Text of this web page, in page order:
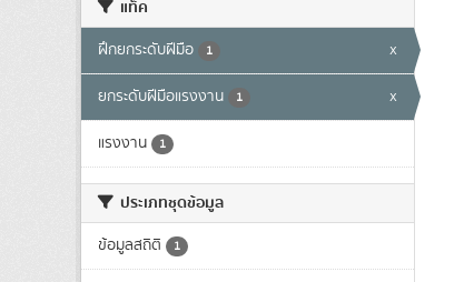
แท็ค
ฝึกยกระดับฝีมือ 1 x
ยกระดับฝีมือแรงงาน 1 x
แรงงาน 1
ประเภทชุดข้อมูล
ข้อมูลสถิติ 1